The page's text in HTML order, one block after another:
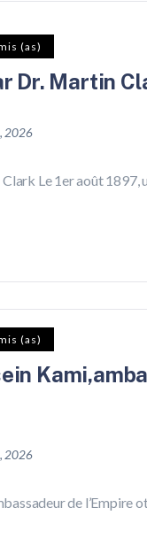
(as)
Dr. Martin
2026
Le 1er août 1897,
(as)
2026
de l’Empire